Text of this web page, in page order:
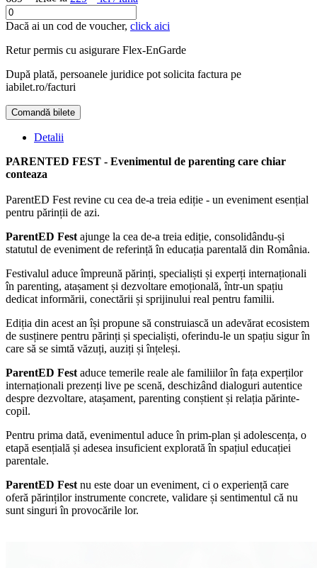
Dacă ai un cod de voucher, click aici
Retur permis cu asigurare Flex-EnGarde
După plată, persoanele juridice pot solicita factura pe
iabilet.ro/facturi
Comandă bilete
Detalii
PARENTED FEST - Evenimentul de parenting care chiar
conteaza
ParentED Fest revine cu cea de-a treia ediție - un eveniment esențial
pentru părinții de azi.
ParentED Fest ajunge la cea de-a treia ediție, consolidându-și
statutul de eveniment de referință în educația parentală din România.
Festivalul aduce împreună părinți, specialiști și experți internaționali
în parenting, atașament și dezvoltare emoțională, într-un spațiu
dedicat informării, conectării și sprijinului real pentru familii.
Ediția din acest an își propune să construiască un adevărat ecosistem
de susținere pentru părinți și specialiști, oferindu-le un spațiu sigur în
care să se simtă văzuți, auziți și înțeleși.
ParentED Fest aduce temerile reale ale familiilor în fața experților
internaționali prezenți live pe scenă, deschizând dialoguri autentice
despre dezvoltare, atașament, parenting conștient și relația părinte-
copil.
Pentru prima dată, evenimentul aduce în prim-plan și adolescența, o
etapă esențială și adesea insuficient explorată în spațiul educației
parentale.
ParentED Fest nu este doar un eveniment, ci o experiență care
oferă părinților instrumente concrete, validare și sentimentul că nu
sunt singuri în provocările lor.